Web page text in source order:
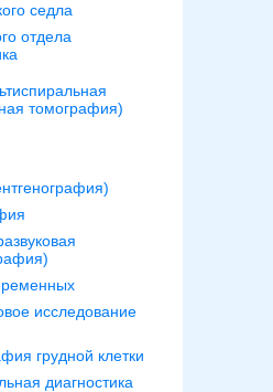
седла
отдела
томография)
исследование
грудной клетки
диагностика